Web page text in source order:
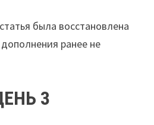
была восстановлена
ранее не
3